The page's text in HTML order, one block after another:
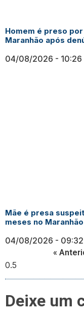
Homem é preso
Maranhão após
04/08/2026 10:26
Mãe é presa
meses no Maranhão
04/08/2026 09:32
«
Deixe um